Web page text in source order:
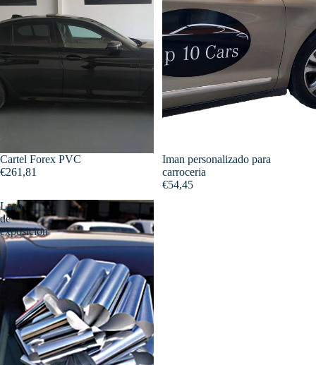
Cartel Forex PVC
€261,81
Iman personalizado para
carroceria
€54,45
Lazo
de
exposicion